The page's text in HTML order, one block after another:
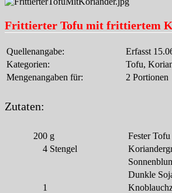
Frittierter Tofu mit frittiertem
Quellenangabe:
Erfasst
Kategorien:
Tofu,
Mengenangaben für:
2 Portionen
Zutaten:
200 g
Fester Tofu
4 Stengel
Dunkle
1